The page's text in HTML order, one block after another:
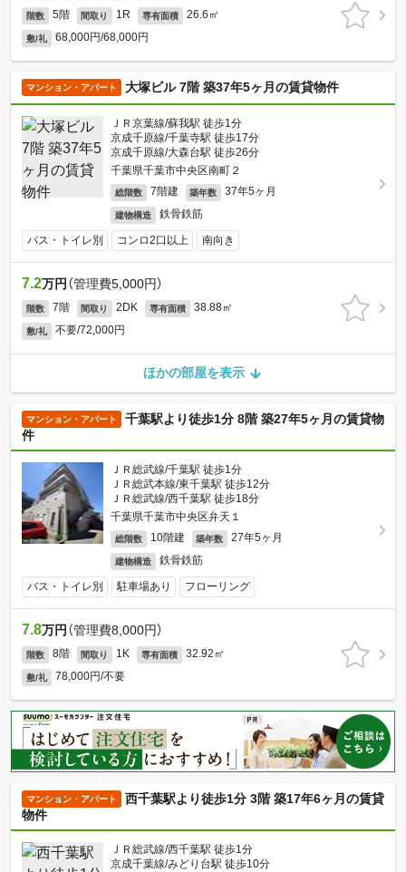
階数 5階 間取り 1R 専有面積 26.6㎡
敷/礼 68,000円/68,000円
マンション・アパート 大塚ビル 7階 築37年5ヶ月の賃貸物件
ＪＲ京葉線/蘇我駅 徒歩1分
京成千原線/千葉寺駅 徒歩17分
京成千原線/大森台駅 徒歩26分
千葉県千葉市中央区南町２
総階数 7階建 築年数 37年5ヶ月
建物構造 鉄骨鉄筋
バス・トイレ別 コンロ2口以上 南向き
7.2万円 （管理費5,000円）
階数 7階 間取り 2DK 専有面積 38.88㎡
敷/礼 不要/72,000円
ほかの部屋を表示
マンション・アパート
千葉駅より徒歩1分 8階 築27年5ヶ月の賃貸物
件
ＪＲ総武線/千葉駅 徒歩1分
ＪＲ総武本線/東千葉駅 徒歩12分
ＪＲ総武線/西千葉駅 徒歩18分
千葉県千葉市中央区弁天１
総階数 10階建 築年数 27年5ヶ月
建物構造 鉄骨鉄筋
バス・トイレ別 駐車場あり フローリング
7.8万円 （管理費8,000円）
階数 8階 間取り 1K 専有面積 32.92㎡
敷/礼 78,000円/不要
マンション・アパート
西千葉駅より徒歩1分 3階 築17年6ヶ月の賃貸
物件
ＪＲ総武線/西千葉駅 徒歩1分
京成千葉線/みどり台駅 徒歩10分